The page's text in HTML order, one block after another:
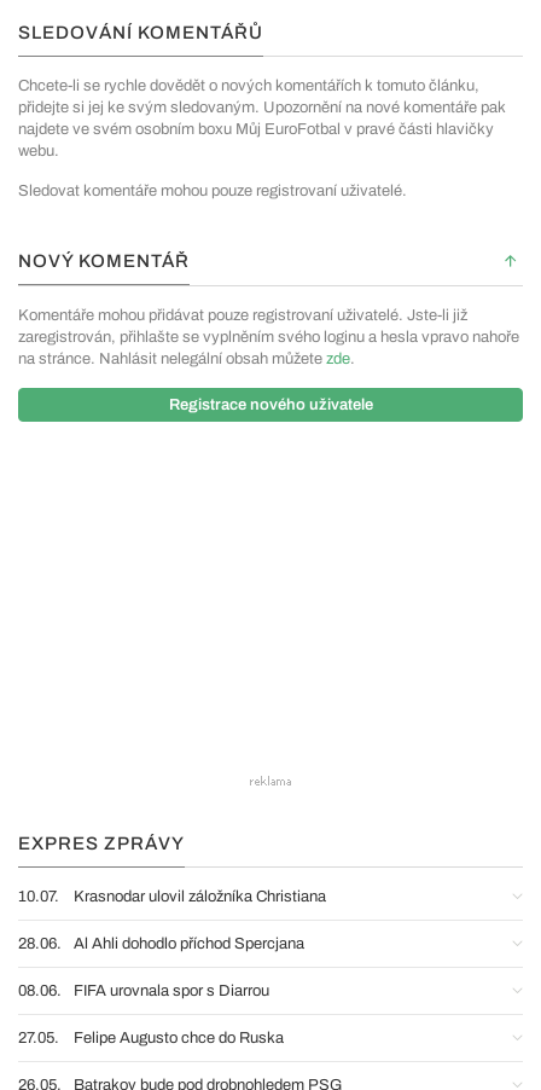
SLEDOVÁNÍ KOMENTÁŘŮ
Chcete-li se rychle dovědět o nových komentářích k tomuto článku,
přidejte si jej ke svým sledovaným. Upozornění na nové komentáře pak
najdete ve svém osobním boxu Můj EuroFotbal v pravé části hlavičky
webu.
Sledovat komentáře mohou pouze registrovaní uživatelé.
NOVÝ KOMENTÁŘ
Komentáře mohou přidávat pouze registrovaní uživatelé. Jste-li již
zaregistrován, přihlašte se vyplněním svého loginu a hesla vpravo nahoře
na stránce. Nahlásit nelegální obsah můžete zde.
Registrace nového uživatele
EXPRES ZPRÁVY
10.07. Krasnodar ulovil záložníka Christiana
28.06. Al Ahli dohodlo příchod Spercjana
08.06. FIFA urovnala spor s Diarrou
27.05. Felipe Augusto chce do Ruska
26.05. Batrakov bude pod drobnohledem PSG